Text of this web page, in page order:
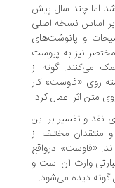
چند سال پیش
نسخه اصلی
پانوشت‌های
به پیوست
گوته از
«فاوست» کار
اعمال کرد.
تفسیر بر این
مختلف از
درواقع
آن است و
می‌شود.